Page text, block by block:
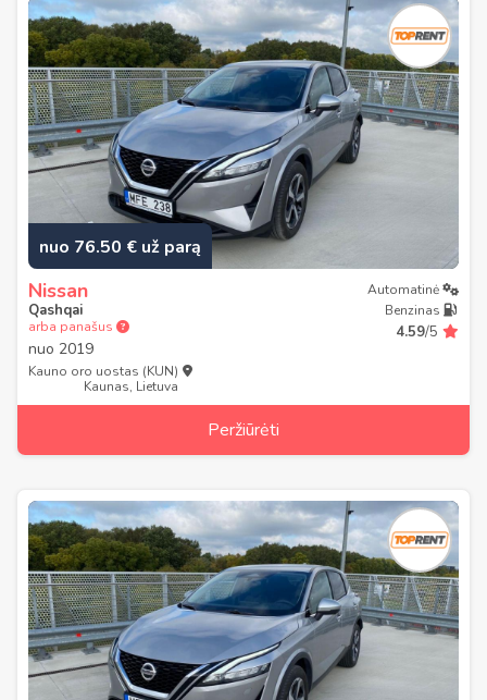
nuo 76.50 € už parą
Nissan
Qashqai
arba panašus
nuo 2019
Automatinė
Benzinas
4.59/5
Kauno oro uostas (KUN)
Kaunas, Lietuva
Peržiūrėti